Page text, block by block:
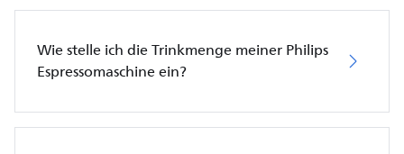
Wie stelle ich die Trinkmenge meiner Philips
Espressomaschine ein?